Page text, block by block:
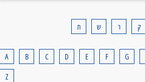
ק ר ש ת
A B C D E F G
Z